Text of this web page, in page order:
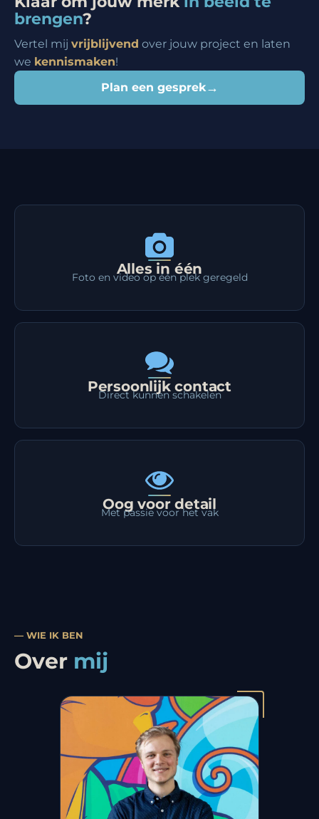
brengen?
Vertel mij vrijblijvend over jouw project en laten
we kennismaken!
Plan een gesprek→
Alles in één
Foto en video op één plek geregeld
Persoonlijk contact
Direct kunnen schakelen
Oog voor detail
Met passie voor het vak
— WIE IK BEN
Over mij